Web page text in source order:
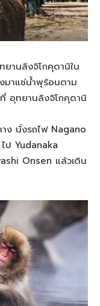
านลิงจิโกคุดานิใน
มาแช่น้ำพุร้อนตาม
อุทยานลิงจิโกคุดานิ
าง นั่งรถไฟ Nagano
ป Yudanaka
Onsen แล้วเดิน